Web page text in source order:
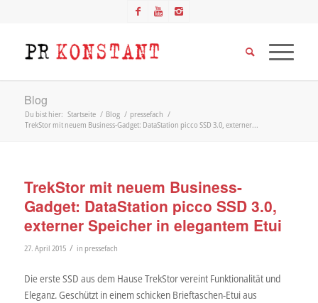
Blog
Du bist hier: Startseite / Blog / pressefach /
TrekStor mit neuem Business-Gadget: DataStation picco SSD 3.0, externer...
TrekStor mit neuem Business-
Gadget: DataStation picco SSD 3.0,
externer Speicher in elegantem Etui
27. April 2015 / in pressefach
Die erste SSD aus dem Hause TrekStor vereint Funktionalität und
Eleganz. Geschützt in einem schicken Brieftaschen-Etui aus